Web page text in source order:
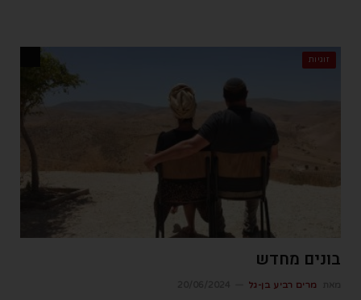
זוגיות
בונים מחדש
מרים רביע בן-גל